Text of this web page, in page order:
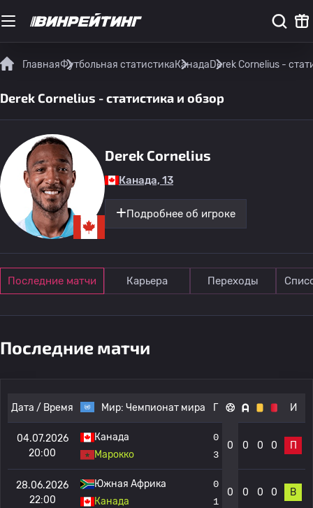
ГлавнаяФутбольная статистикаКанадаDerek Cornelius -
Derek Cornelius - статистика и обзор
Derek Cornelius
Канада, 13
Подробнее об игроке
Последние матчи Карьера Переходы
Последние матчи
Дата / Время Мир: Чемпионат мира Г И
04.07.2026
20:00
Канада
Марокко
0
3
0 0 0 0 П
28.06.2026
22:00
Южная Африка
Канада
0
1
0 0 0 0 В